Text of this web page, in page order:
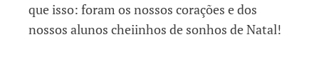
que isso: foram os nossos corações e dos
nossos alunos cheiinhos de sonhos de Natal!